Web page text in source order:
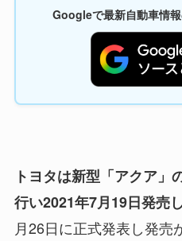
Googleで最新自動車情
トヨタは新型「アクア」
行い2021年7月19日発売し
月26日に正式発表し発